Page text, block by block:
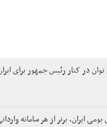
توان در کنار رئیس جمهور برای
بومی ایران، برتر از هر سامانه